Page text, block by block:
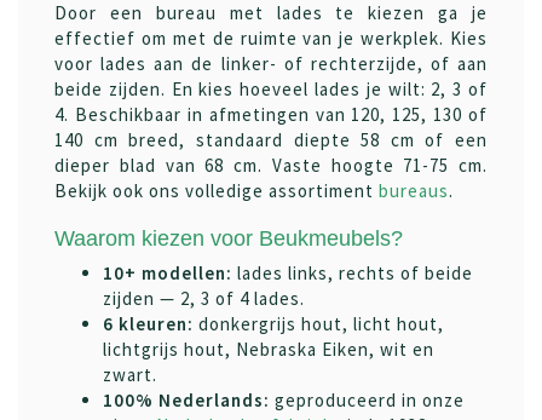
Door een bureau met lades te kiezen ga je
effectief om met de ruimte van je werkplek. Kies
voor lades aan de linker- of rechterzijde, of aan
beide zijden. En kies hoeveel lades je wilt: 2, 3 of
4. Beschikbaar in afmetingen van 120, 125, 130 of
140 cm breed, standaard diepte 58 cm of een
dieper blad van 68 cm. Vaste hoogte 71-75 cm.
Bekijk ook ons volledige assortiment bureaus.
Waarom kiezen voor Beukmeubels?
10+ modellen: lades links, rechts of beide
zijden — 2, 3 of 4 lades.
6 kleuren: donkergrijs hout, licht hout,
lichtgrijs hout, Nebraska Eiken, wit en
zwart.
100% Nederlands: geproduceerd in onze